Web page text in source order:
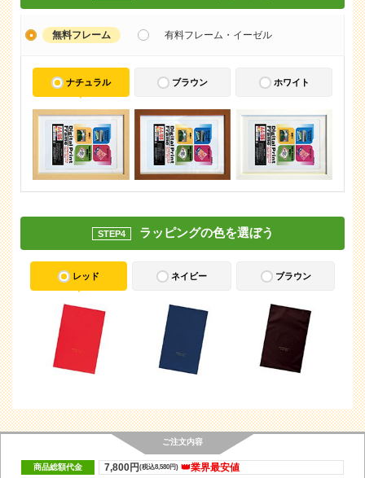
無料フレーム 有料フレーム・イーゼル
ナチュラル ブラウン ホワイト
STEP4 ラッピングの色を選ぼう
レッド ネイビー ブラウン
ご注文内容
商品総額代金 👑業界最安値
7,800円(税込8,580円)